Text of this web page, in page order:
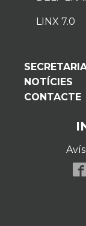
LINX 7.0
NOTÍCIES
CONTACTE